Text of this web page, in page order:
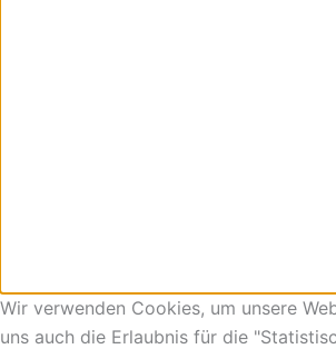
Wir verwenden Cookies, um unsere
uns auch die Erlaubnis für die